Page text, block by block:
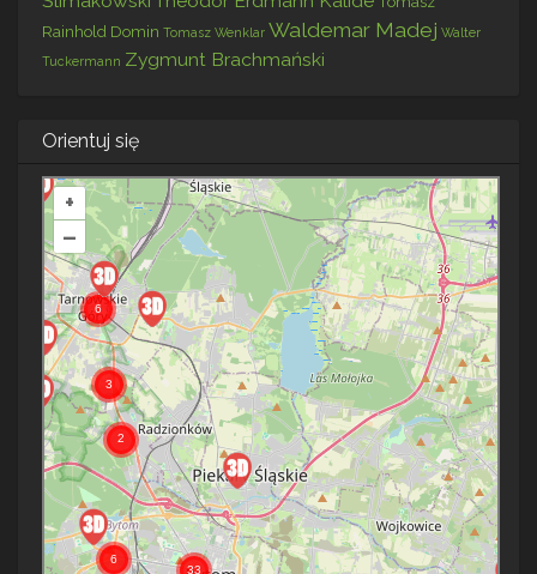
Rainhold Domin Tomasz Wenklar Waldemar Madej Walter
Tuckermann Zygmunt Brachmański
Orientuj się
+
–